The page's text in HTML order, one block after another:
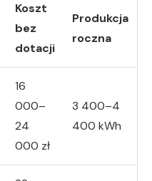
Koszt
bez
dotacji
Produkcja
roczna
16
000–
24
000 zł
3 400–4
400 kWh